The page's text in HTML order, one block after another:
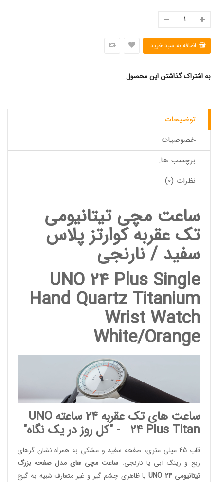
به اشتراک گذاشتن این محصول
توضیحات
خصوصیات
برچسب ها:
نظرات (0)
ساعت مچی تیتانیومی
تک عقربه کوارتز پلاس
سفید / نارنجی
UNO 24 Plus Single
Hand Quartz Titanium
Wrist Watch
White/Orange
ساعت های تک عقربه 24 ساعته UNO
24 Plus Titan - "کل روز در یک نگاه"
قاب 45 میلی متری، صفحه سفید و مشکی به همراه نشان گرهای
ربع و رینگ آبی یا نارنجی. ساعت مچی های مدل صفحه بزرگ
تیتانیومی UNO 24
با ظاهری چشم گیر و غیر متعارف شبیه به گیج